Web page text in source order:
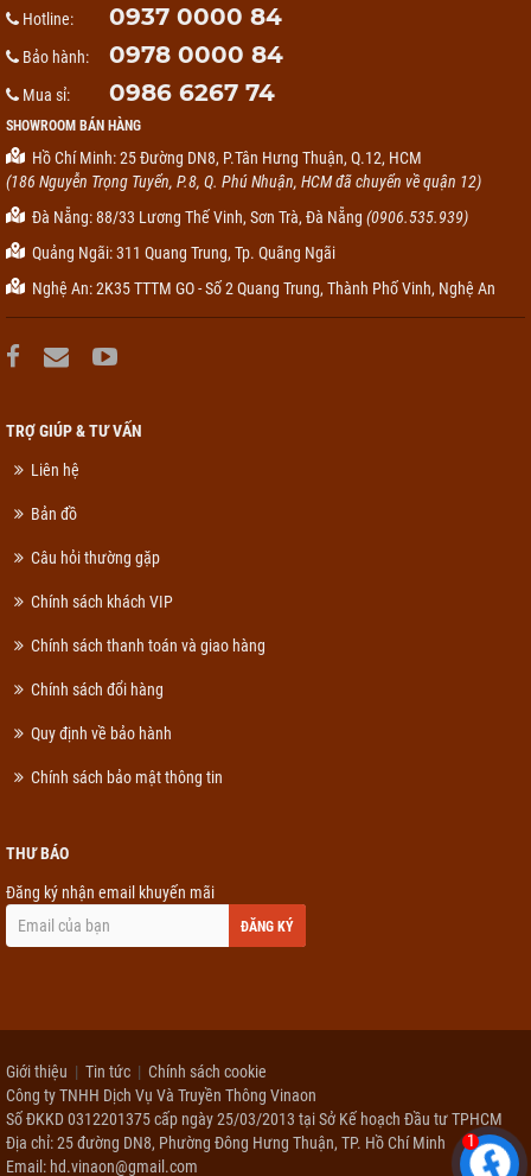
Hotline:
0937 0000 84
Bảo hành: 0978 0000 84
Mua sỉ: 0986 6267 74
SHOWROOM BÁN HÀNG
Hồ Chí Minh: 25 Đường DN8, P.Tân Hưng Thuận, Q.12, HCM
(186 Nguyễn Trọng Tuyển, P.8, Q. Phú Nhuận, HCM đã chuyển về quận 12)
Đà Nẵng: 88/33 Lương Thế Vinh, Sơn Trà, Đà Nẵng (0906.535.939)
Quảng Ngãi: 311 Quang Trung, Tp. Quãng Ngãi
Nghệ An: 2K35 TTTM GO - Số 2 Quang Trung, Thành Phố Vinh, Nghệ An
TRỢ GIÚP & TƯ VẤN
Liên hệ
Bản đồ
Câu hỏi thường gặp
Chính sách khách VIP
Chính sách thanh toán và giao hàng
Chính sách đổi hàng
Quy định về bảo hành
Chính sách bảo mật thông tin
THƯ BÁO
Đăng ký nhận email khuyến mãi
ĐĂNG KÝ
Giới thiệu Tin tức
Chính sách cookie
Công ty TNHH Dịch Vụ Và Truyền Thông Vinaon
Số ĐKKD 0312201375 cấp ngày 25/03/2013 tại Sở Kế hoạch Đầu tư TPHCM
Địa chỉ: 25 đường DN8, Phường Đông Hưng Thuận, TP. Hồ Chí Minh
Email: hd.vinaon@gmail.com
1